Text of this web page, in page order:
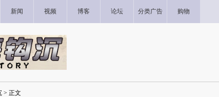
新闻 视频 博客 论坛 分类广告 购物
> 正文